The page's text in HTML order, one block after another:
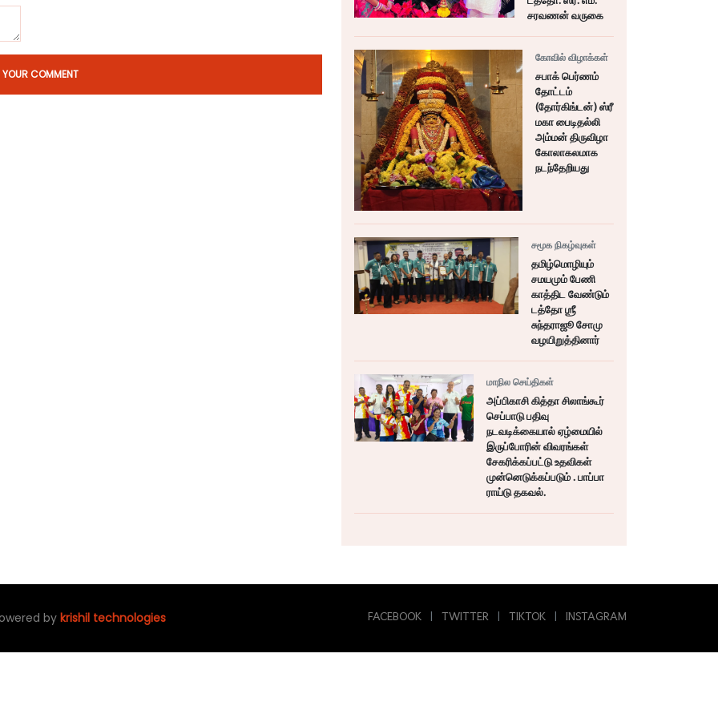
YOUR COMMENT
சரவணன் வருகை
கோவில் விழாக்கள்
சபாக் பெர்ணம்
தோட்டம்
(தோர்கிங்டன்) ஸ்ரீ
மகா பைடிதல்லி
அம்மன் திருவிழா
கோலாகலமாக
நடந்தேறியது
சமூக நிகழ்வுகள்
தமிழ்மொழியும்
சமயமும் பேணி
காத்திட வேண்டும்
டத்தோ ஶ்ரீ
சுந்தராஜூ சோமு
வழயிறுத்தினார்
மாநில செய்திகள்
அப்பிகாசி கித்தா சிலாங்கூர்
செப்பாடு பதிவு
நடவடிக்கையால் ஏழ்மையில்
இருப்போரின் விவரங்கள்
சேகரிக்கப்பட்டு உதவிகள்
முன்னெடுக்கப்படும் . பாப்பா
ராய்டு தகவல்.
by krishil technologies FACEBOOK TWITTER TIKTOK INSTAGRAM